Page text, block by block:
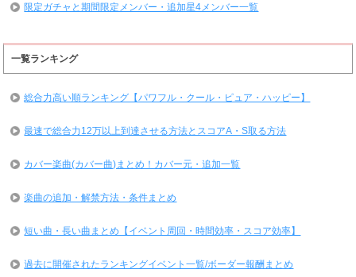
限定ガチャと期間限定メンバー・追加星4メンバー一覧
一覧ランキング
総合力高い順ランキング【パワフル・クール・ピュア・ハッピー】
最速で総合力12万以上到達させる方法とスコアA・S取る方法
カバー楽曲(カバー曲)まとめ！カバー元・追加一覧
楽曲の追加・解禁方法・条件まとめ
短い曲・長い曲まとめ【イベント周回・時間効率・スコア効率】
過去に開催されたランキングイベント一覧/ボーダー報酬まとめ